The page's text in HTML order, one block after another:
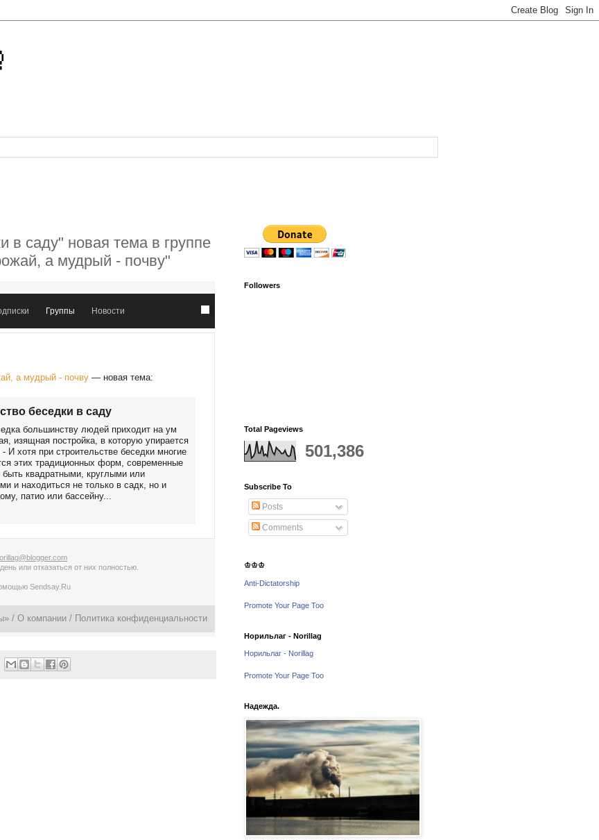
в саду" новая тема в группе
а мудрый - почву"
Группы Новости
а мудрый - почву — новая тема:
беседки в саду
большинству людей приходит на ум
изящная постройка, в которую упирается
- И хотя при строительстве беседки многие
этих традиционных форм, современные
быть квадратными, круглыми или
и находиться не только в садк, но и
патио или бассейну...
или отказаться от них полностью
Sendsay.Ru
/ О компании / Политика конфиденциальности
Followers
Total Pageviews
501,386
Subscribe To
Posts
Comments
♔♔♔
Anti-Dictatorship
Promote Your Page Too
Норильлаг - Norillag
Норильлаг - Norillag
Promote Your Page Too
Надежда.